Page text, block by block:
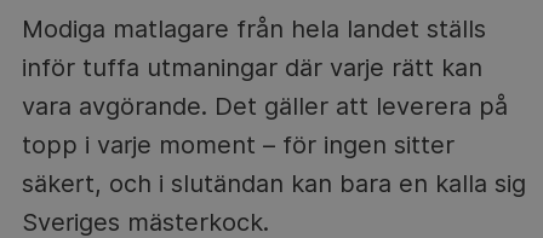
Modiga matlagare från hela landet ställs
inför tuffa utmaningar där varje rätt kan
vara avgörande. Det gäller att leverera på
topp i varje moment – för ingen sitter
säkert, och i slutändan kan bara en kalla sig
Sveriges mästerkock.